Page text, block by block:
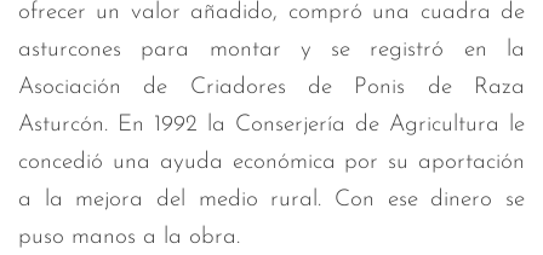
ofrecer un valor añadido, compró una cuadra de
asturcones para montar y se registró en la
Asociación de Criadores de Ponis de Raza
Asturcón. En 1992 la Conserjería de Agricultura le
concedió una ayuda económica por su aportación
a la mejora del medio rural. Con ese dinero se
puso manos a la obra.